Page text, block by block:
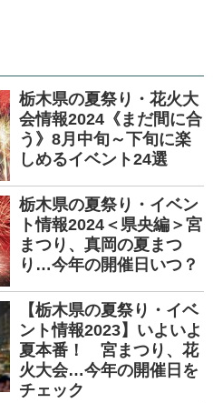
栃木県の夏祭り・花火大
会情報2024《まだ間に合
う》8月中旬～下旬に楽
しめるイベント24選
栃木県の夏祭り・イベン
ト情報2024＜県央編＞宮
まつり、真岡の夏まつ
り…今年の開催日いつ？
【栃木県の夏祭り・イベ
ント情報2023】いよいよ
夏本番！ 宮まつり、花
火大会…今年の開催日を
チェック